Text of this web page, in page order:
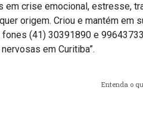
crise emocional, estresse,
origem. Criou e mantém em
(41) 30391890 e
em Curitiba”.
Entenda o